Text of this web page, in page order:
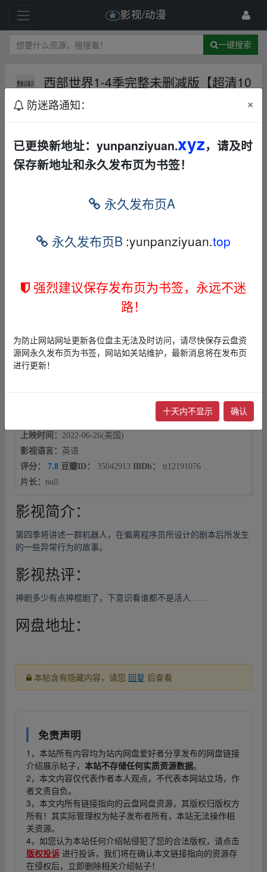
影视/动漫
一键搜索
西部世界1-4季完整未删减版【超清10
80P】【中英双字】
科幻
战争
un pan‥zi yu‥an.xy_z
n pan‥zi yu‥an.xy_z
导演：安德鲁·塞克利尔‥fr‥om w﹏ww.y un pan‥zi yu‥
凯文·刘,艾莉森·沙普克,克里斯蒂娜·哈姆,Will Soodik,Alli Roc
k,Matt Pitts,Wes Humphrey,Desa Larkin-Boutté
主演：
埃文·蕾切尔·伍德,坦迪·牛顿,杰弗里·怀特,亚伦·保尔,艾
德·哈里斯,詹姆斯·麦斯登,吴彦祖,曼尼·蒙塔纳,阿丽亚娜·德博
斯,奥罗拉·佩里诺,吉姆·科迪·威廉姆斯,丽贝卡·拉迪西奇,Mayn
上映时间： 2022-06-26(美国)
影视语言： 英语
评分：
7.8 豆瓣ID： 35042913 IBDb：
tt12191076
片长： null
影视简介：
第四季将讲述一群机器人，在偏离程序员所设计的剧本后所发生
的一些异常行为的故事。
影视热评：
神剧多少有点神棍剧了，下意识看谁都不是活人……
网盘地址：
本帖含有隐藏内容，请您 回复 后查看
免责声明
1，本站所有内容均为站内网盘爱好者分享发布的网盘链接
介绍展示帖子， 本站不存储任何实质资源数据。
2，本文内容仅代表作者本人观点，不代表本网站立场，作
者文责自负。
3，本文内所有链接指向的云盘网盘资源，其版权归版权方
所有！其实际管理权为帖子发布者所有，本站无法操作相
关资源。
4，如您认为本站任何介绍帖侵犯了您的合法版权，请点击
版权投诉 进行投诉，我们将在确认本文链接指向的资源存
在侵权后，立即删除相关介绍帖子！
防迷路通知： ×
已更换新地址：yunpanziyuan.xyz，请及时
保存新地址和永久发布页为书签！
永久发布页A
永久发布页B :yunpanziyuan.top
强烈建议保存发布页为书签，永远不迷
路！
为防止网站网址更新各位盘主无法及时访问，请尽快保存云盘资
源网永久发布页为书签，网站如关站维护，最新消息将在发布页
进行更新！
十天内不显示 确认